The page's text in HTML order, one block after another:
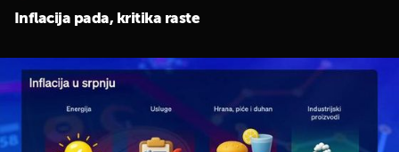
Inflacija pada, kritika raste